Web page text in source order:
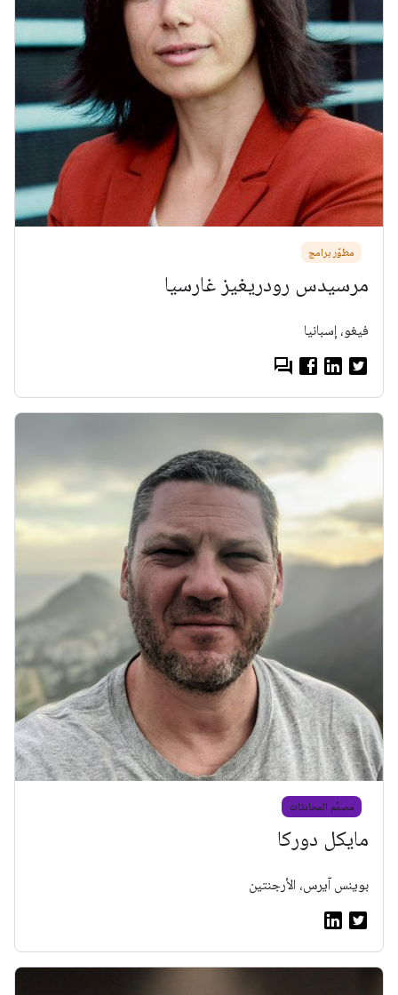
مطوّر برامج
مرسيدس رودريغيز غارسيا
فيغو، إسبانيا
مصمِّم المحادثات
مايكل دوركا
بوينس آيرس، الأرجنتين